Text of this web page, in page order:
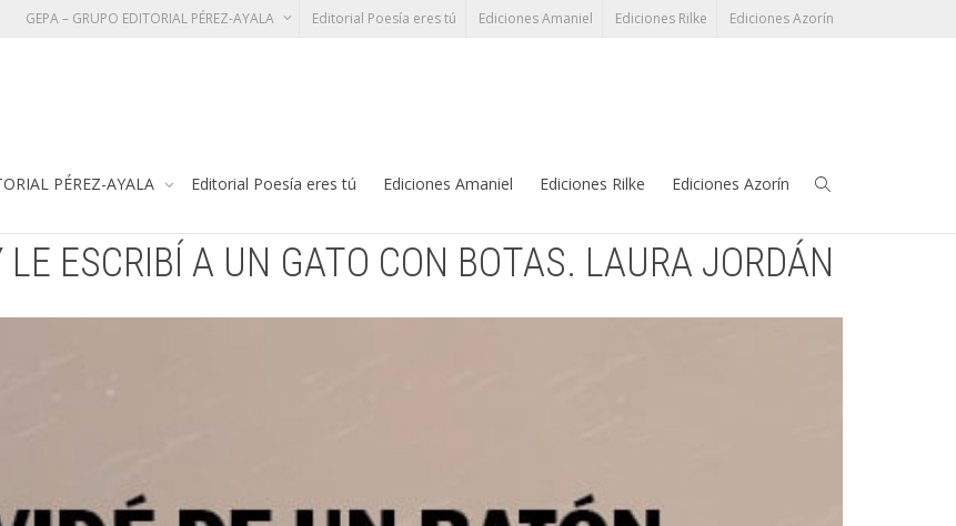
GEPA – GRUPO EDITORIAL PÉREZ-AYALA Editorial Poesía eres tú Ediciones Amaniel Ediciones Rilke Ediciones Azorín
PÉREZ-AYALA Editorial Poesía eres tú Ediciones Amaniel Ediciones Rilke Ediciones Azorín
ESCRIBÍ A UN GATO CON BOTAS. LAURA JORDÁN